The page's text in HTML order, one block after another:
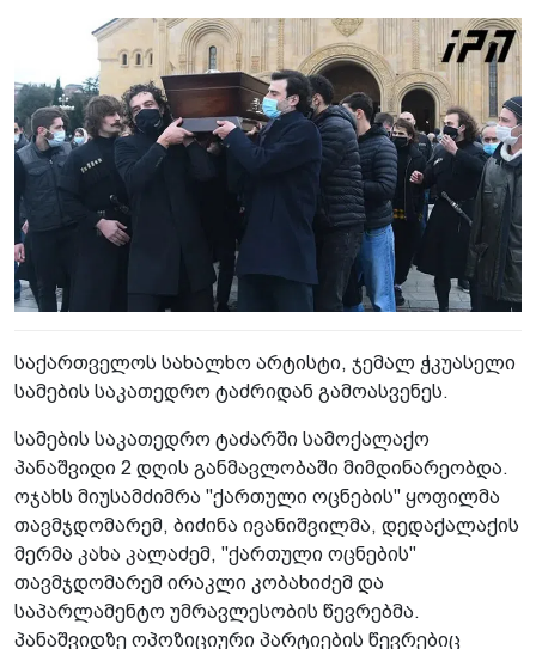
საქართველოს სახალხო არტისტი, ჯემალ ჭკუასელი
სამების საკათედრო ტაძრიდან გამოასვენეს.
სამების საკათედრო ტაძარში სამოქალაქო
პანაშვიდი 2 დღის განმავლობაში მიმდინარეობდა.
ოჯახს მიუსამძიმრა "ქართული ოცნების" ყოფილმა
თავმჯდომარემ, ბიძინა ივანიშვილმა, დედაქალაქის
მერმა კახა კალაძემ, "ქართული ოცნების"
თავმჯდომარემ ირაკლი კობახიძემ და
საპარლამენტო უმრავლესობის წევრებმა.
პანაშვიდზე ოპოზიციური პარტიების წევრებიც